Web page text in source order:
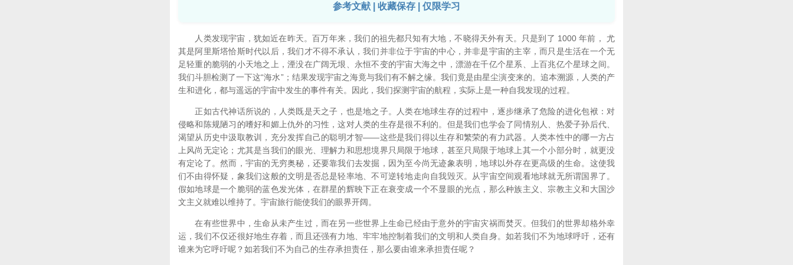
参考文献 | 收藏保存 | 仅限学习
人类发现宇宙，犹如近在昨天。百万年来，我们的祖先都只知有大地，不晓得天外有天。只是到了 1000 年前， 尤
其是阿里斯塔恰斯时代以后，我们才不得不承认，我们并非位于宇宙的中心，并非是宇宙的主宰，而只是生活在一个无
足轻重的脆弱的小天地之上，湮没在广阔无垠、永恒不变的宇宙大海之中，漂游在千亿个星系、上百兆亿个星球之间。
我们斗胆检测了一下这“海水”；结果发现宇宙之海竟与我们有不解之缘。我们竟是由星尘演变来的。追本溯源，人类的产
生和进化，都与遥远的宇宙中发生的事件有关。因此，我们探测宇宙的航程，实际上是一种自我发现的过程。
正如古代神话所说的，人类既是天之子，也是地之子。人类在地球生存的过程中，逐步继承了危险的进化包袱：对
侵略和陈规陋习的嗜好和媚上仇外的习性，这对人类的生存是很不利的。但是我们也学会了同情别人、热爱子孙后代、
渴望从历史中汲取教训，充分发挥自己的聪明才智——这些是我们得以生存和繁荣的有力武器。人类本性中的哪一方占
上风尚无定论；尤其是当我们的眼光、理解力和思想境界只局限于地球，甚至只局限于地球上其一个小部分时，就更没
有定论了。然而，宇宙的无穷奥秘，还要靠我们去发掘，因为至今尚无迹象表明，地球以外存在更高级的生命。这使我
们不由得怀疑，象我们这般的文明是否总是轻率地、不可逆转地走向自我毁灭。从宇宙空间观看地球就无所谓国界了。
假如地球是一个脆弱的蓝色发光体，在群星的辉映下正在衰变成一个不显眼的光点，那么种族主义、宗教主义和大国沙
文主义就难以维持了。宇宙旅行能使我们的眼界开阔。
在有些世界中，生命从未产生过，而在另一些世界上生命已经由于意外的宇宙灾祸而焚灭。但我们的世界却格外幸
运，我们不仅还很好地生存着，而且还强有力地、牢牢地控制着我们的文明和人类自身。如若我们不为地球呼吁，还有
谁来为它呼吁呢？如若我们不为自己的生存承担责任，那么要由谁来承担责任呢？